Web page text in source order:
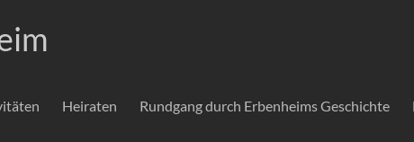
Heiraten Rundgang durch Erbenheims Geschichte